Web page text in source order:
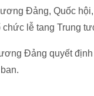
Đảng, Quốc
chức lễ tang Trung
Đảng quyết